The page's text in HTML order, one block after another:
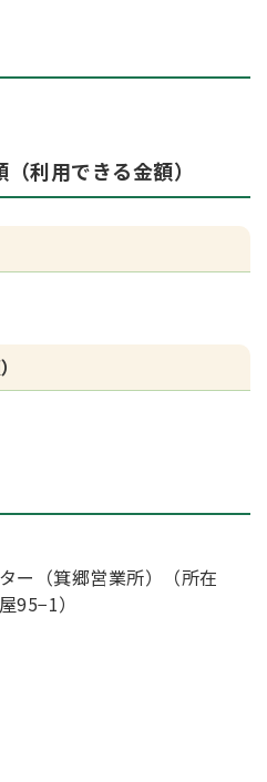
利用できる金額）
ー（箕郷営業所）（所在
95−1）